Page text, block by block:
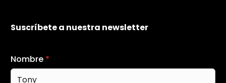
Suscríbete a nuestra newsletter
Nombre *